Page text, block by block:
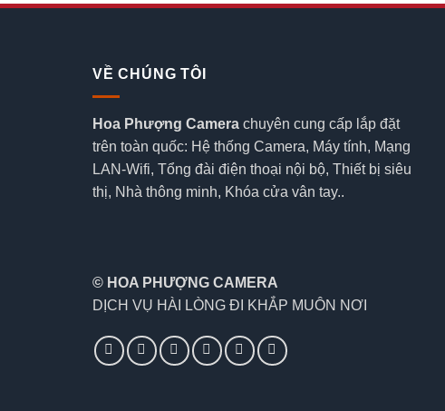
VỀ CHÚNG TÔI
Hoa Phượng Camera chuyên cung cấp lắp đặt
trên toàn quốc: Hệ thống Camera, Máy tính, Mạng
LAN-Wifi, Tổng đài điện thoại nội bộ, Thiết bị siêu
thị, Nhà thông minh, Khóa cửa vân tay..
© HOA PHƯỢNG CAMERA
DỊCH VỤ HÀI LÒNG ĐI KHẮP MUÔN NƠI